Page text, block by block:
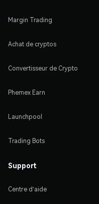
Margin Trading
Achat de cryptos
Convertisseur de Crypto
Phemex Earn
Launchpool
Trading Bots
Support
Centre d'aide